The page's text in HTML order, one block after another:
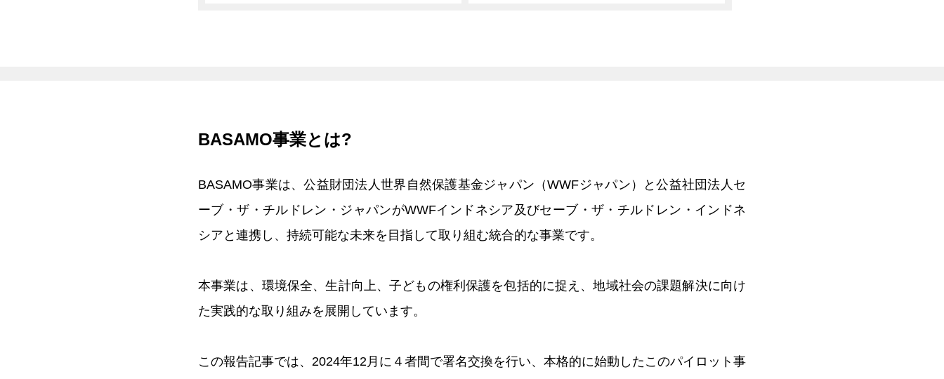
BASAMO事業とは?
BASAMO事業は、公益財団法人世界自然保護基金ジャパン（WWFジャパン）と公益社団法人セ
ーブ・ザ・チルドレン・ジャパンがWWFインドネシア及びセーブ・ザ・チルドレン・インドネ
シアと連携し、持続可能な未来を目指して取り組む統合的な事業です。
本事業は、環境保全、生計向上、子どもの権利保護を包括的に捉え、地域社会の課題解決に向け
た実践的な取り組みを展開しています。
この報告記事では、2024年12月に４者間で署名交換を行い、本格的に始動したこのパイロット事